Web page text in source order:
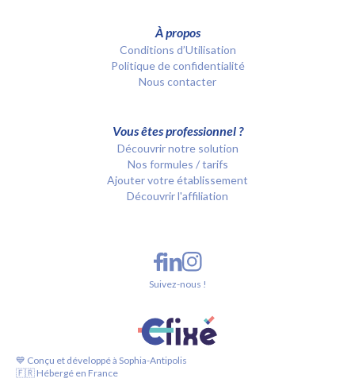
À propos
Conditions d’Utilisation
Politique de confidentialité
Nous contacter
Vous êtes professionnel ?
Découvrir notre solution
Nos formules / tarifs
Ajouter votre établissement
Découvrir l'affiliation
💙 Conçu et développé à Sophia-Antipolis
🇫🇷 Hébergé en France
Suivez-nous !